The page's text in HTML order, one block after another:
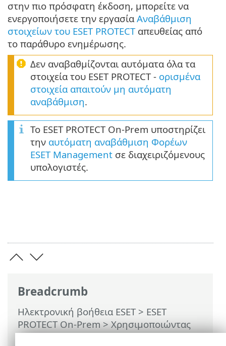
Breadcrumb
Ηλεκτρονική βοήθεια ESET> ESET
PROTECT On-Prem>Χρησιμοποιώντας
το ESET PROTECT On-Prem>Αυτόματες
στην πιο πρόσφατη έκδοση, μπορείτε να
ενεργοποιήσετε την εργασίαΑναβάθμιση
στοιχείων του ESET PROTECTαπευθείας από
το παράθυρο ενημέρωσης.
Δεν αναβαθμίζονται αυτόματα όλα τα
στοιχεία του ESET PROTECT - ορισμένα
στοιχεία απαιτούν μη αυτόματη
αναβάθμιση.
Το ESET PROTECT On-Prem υποστηρίζει
την αυτόματη αναβάθμιση Φορέων
ESET Management σε διαχειριζόμενους
υπολογιστές.